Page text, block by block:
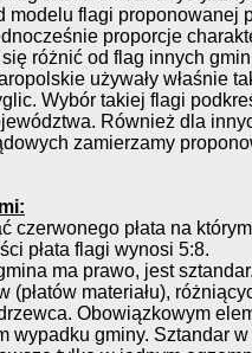
modelu flagi proponowanej
proporcje
różnić od flag innych
używały właśnie
Wybór takiej flagi
Również dla
zamierzamy
czerwonego płata na
płata flagi wynosi 5:8.
ma prawo, jest
(płatów materiału),
Obowiązkowym
wypadku gminy. Sztandar